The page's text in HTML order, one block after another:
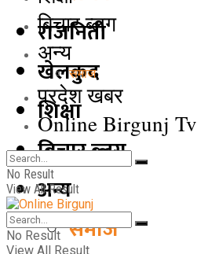
राजनिती
खेलकुद
शिक्षा
बिचार ब्लग
अन्य
समाज
बिचार ब्लग
अन्य
समाज
प्रदेश खबर
Online Birgunj Tv
No Result
View All Result
No Result
View All Result